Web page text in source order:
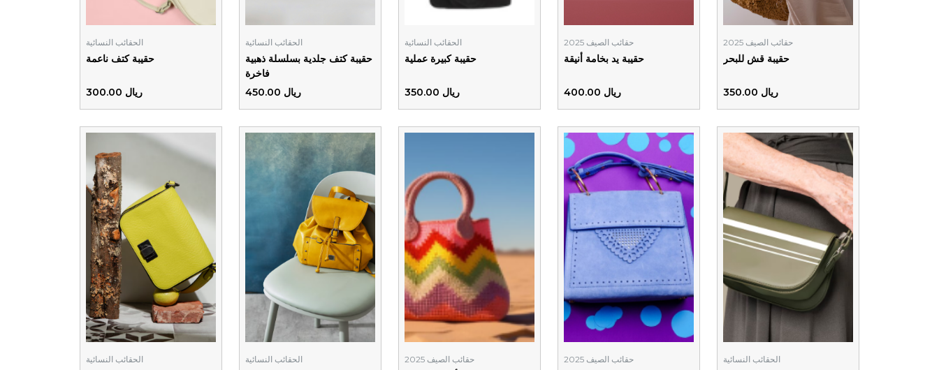
الحقائب النسائية
حقيبة كتف ناعمة
ريال 300.00
الحقائب النسائية
حقيبة كتف جلدية بسلسلة ذهبية
فاخرة
ريال 450.00
الحقائب النسائية
حقيبة كبيرة عملية
ريال 350.00
حقائب الصيف 2025
حقيبة يد بخامة أنيقة
ريال 400.00
حقائب الصيف 2025
حقيبة قش للبحر
ريال 350.00
الحقائب النسائية الحقائب النسائية حقائب الصيف 2025 حقائب الصيف 2025 الحقائب النسائية